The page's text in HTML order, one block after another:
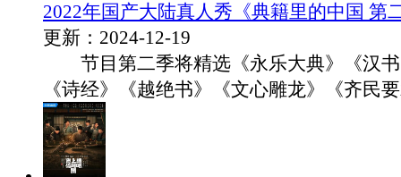
2022年国产大陆真人秀《典籍里的中国 第
更新：2024-12-19
节目第二季将精选《永乐大典》《汉书
《诗经》《越绝书》《文心雕龙》《齐民